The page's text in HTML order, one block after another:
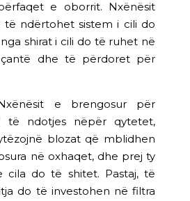
e oborrit. Nxënësit
të ndërtohet sistem i cili do
shirat i cili do të ruhet në
dhe të përdoret për
e brengosur për
të ndotjes nëpër qytetet,
blozat që mblidhen
në oxhaqet, dhe prej ty
do të shitet. Pastaj, të
do të investohen në filtra